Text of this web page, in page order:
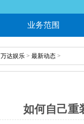
业务范围
万达娱乐 > 最新动态 >
如何自己重